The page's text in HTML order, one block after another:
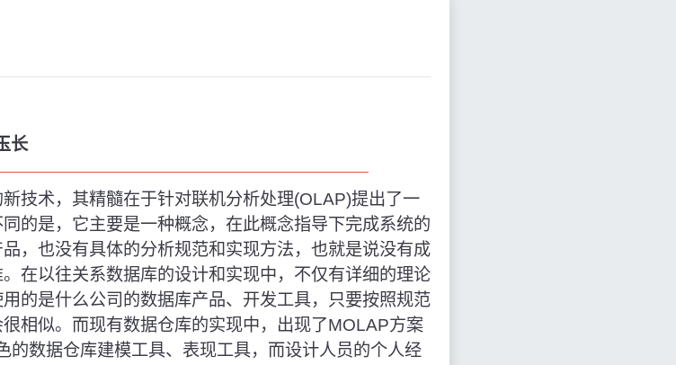
长
技术，其精髓在于针对联机分析处理(OLAP)提出了一
的是，它主要是一种概念，在此概念指导下完成系统的
，也没有具体的分析规范和实现方法，也就是说没有成
在以往关系数据库的设计和实现中，不仅有详细的理论
的是什么公司的数据库产品、开发工具，只要按照规范
相似。而现有数据仓库的实现中，出现了MOLAP方案
的数据仓库建模工具、表现工具，而设计人员的个人经